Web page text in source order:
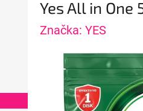
Yes All in
Značka: YES